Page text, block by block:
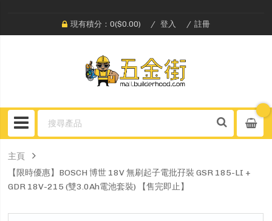
現有積分：0($0.00) 登入 註冊
主頁
【限時優惠】BOSCH 博世 18V 無刷起子電批孖裝 GSR 185-LI +
GDR 18V-215 (雙3.0Ah電池套裝) 【售完即止】